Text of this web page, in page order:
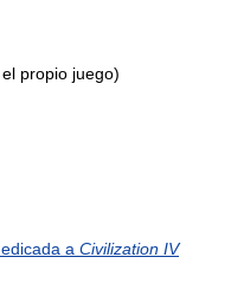
propio juego)
a Civilization IV